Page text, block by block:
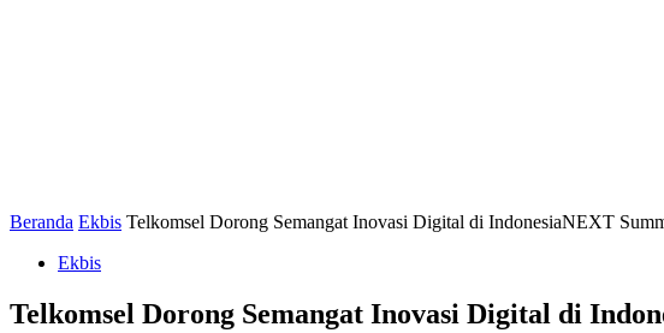
Beranda Ekbis Telkomsel Dorong Semangat Inovasi Digital di IndonesiaNEXT
Ekbis
Telkomsel Dorong Semangat Inovasi Digital di